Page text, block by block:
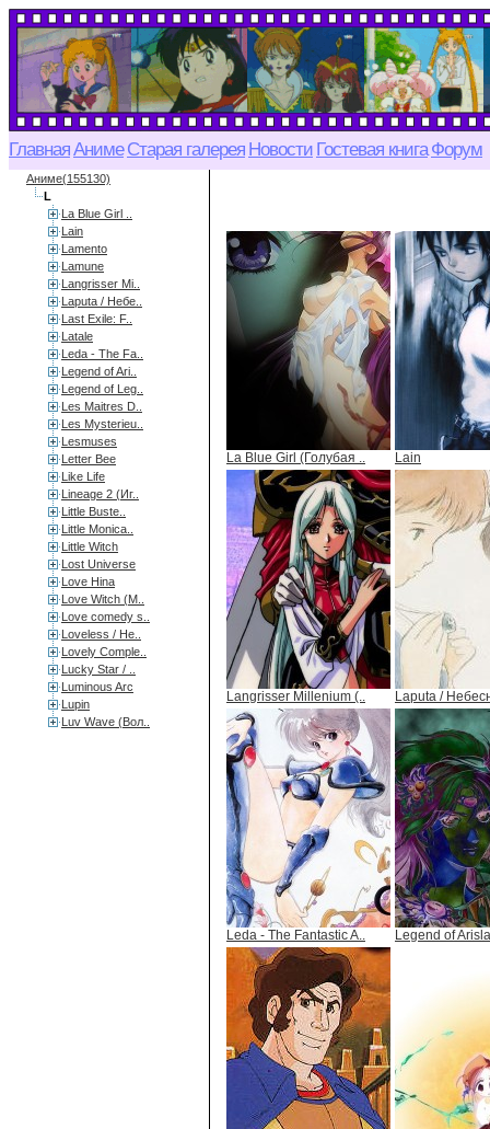
ГлавнаяАниме Старая галерея Новости Гостевая книга Форум
Аниме(155130)
L
La Blue Girl ..
Lain
Lamento
Lamune
Langrisser Mi..
Laputa / Небе..
Last Exile: F..
Latale
Leda - The Fa..
Legend of Ari..
Legend of Leg..
Les Maitres D..
Les Mysterieu..
Lesmuses
Letter Bee
Like Life
Lineage 2 (Иг..
Little Buste..
Little Monica..
Little Witch
Lost Universe
Love Hina
Love Witch (М..
Love comedy s..
Loveless / Не..
Lovely Comple..
Lucky Star / ..
Luminous Arc
Lupin
Luv Wave (Вол..
La Blue Girl (Голубая .. Lain
Langrisser Millenium (.. Laputa /
Leda - The Fantastic A.. Legend of